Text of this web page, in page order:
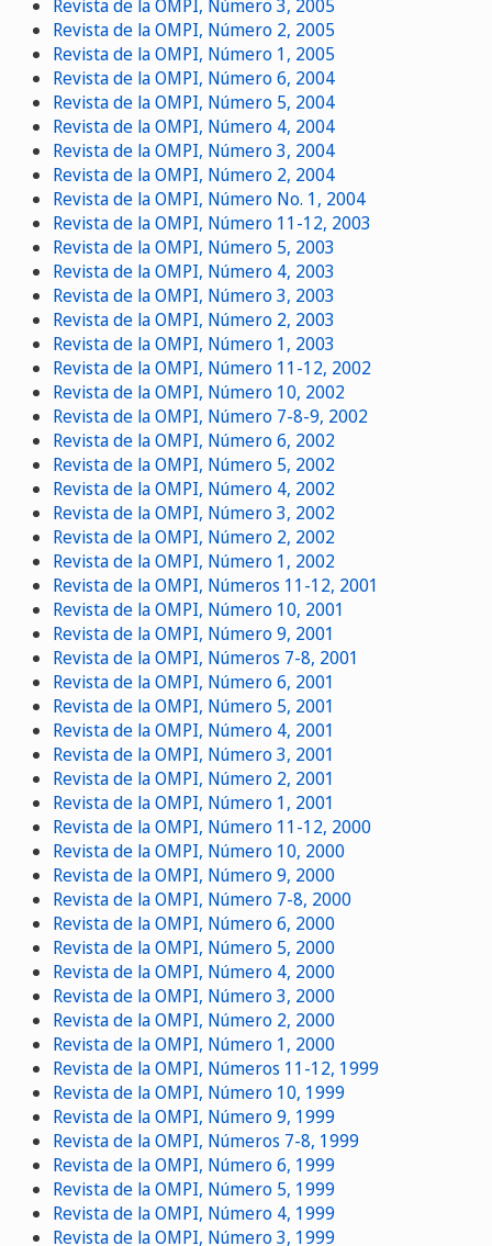
Revista de la OMPI, Número 3, 2005
Revista de la OMPI, Número 2, 2005
Revista de la OMPI, Número 1, 2005
Revista de la OMPI, Número 6, 2004
Revista de la OMPI, Número 5, 2004
Revista de la OMPI, Número 4, 2004
Revista de la OMPI, Número 3, 2004
Revista de la OMPI, Número 2, 2004
Revista de la OMPI, Número No. 1, 2004
Revista de la OMPI, Número 11-12, 2003
Revista de la OMPI, Número 5, 2003
Revista de la OMPI, Número 4, 2003
Revista de la OMPI, Número 3, 2003
Revista de la OMPI, Número 2, 2003
Revista de la OMPI, Número 1, 2003
Revista de la OMPI, Número 11-12, 2002
Revista de la OMPI, Número 10, 2002
Revista de la OMPI, Número 7-8-9, 2002
Revista de la OMPI, Número 6, 2002
Revista de la OMPI, Número 5, 2002
Revista de la OMPI, Número 4, 2002
Revista de la OMPI, Número 3, 2002
Revista de la OMPI, Número 2, 2002
Revista de la OMPI, Número 1, 2002
Revista de la OMPI, Números 11-12, 2001
Revista de la OMPI, Número 10, 2001
Revista de la OMPI, Número 9, 2001
Revista de la OMPI, Números 7-8, 2001
Revista de la OMPI, Número 6, 2001
Revista de la OMPI, Número 5, 2001
Revista de la OMPI, Número 4, 2001
Revista de la OMPI, Número 3, 2001
Revista de la OMPI, Número 2, 2001
Revista de la OMPI, Número 1, 2001
Revista de la OMPI, Número 11-12, 2000
Revista de la OMPI, Número 10, 2000
Revista de la OMPI, Número 9, 2000
Revista de la OMPI, Número 7-8, 2000
Revista de la OMPI, Número 6, 2000
Revista de la OMPI, Número 5, 2000
Revista de la OMPI, Número 4, 2000
Revista de la OMPI, Número 3, 2000
Revista de la OMPI, Número 2, 2000
Revista de la OMPI, Número 1, 2000
Revista de la OMPI, Números 11-12, 1999
Revista de la OMPI, Número 10, 1999
Revista de la OMPI, Número 9, 1999
Revista de la OMPI, Números 7-8, 1999
Revista de la OMPI, Número 6, 1999
Revista de la OMPI, Número 5, 1999
Revista de la OMPI, Número 4, 1999
Revista de la OMPI, Número 3, 1999